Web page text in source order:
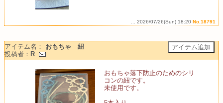
... 2026/07/26(Sun) 18:20 No.18791
アイテム名： おもちゃ 紐
投稿者： R
おもちゃ落下防止のためのシリ
コンの紐です。
未使用です。